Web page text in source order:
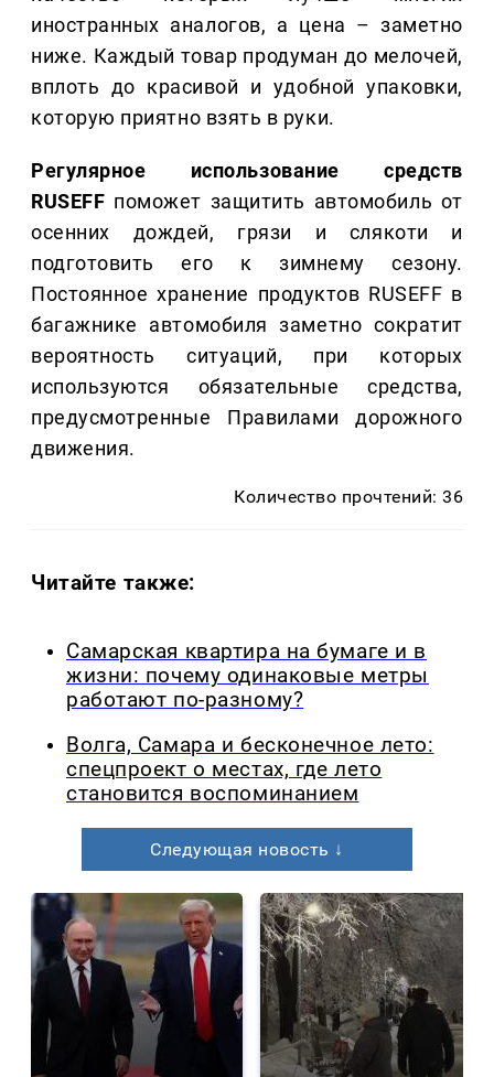
иностранных аналогов, а цена – заметно
ниже. Каждый товар продуман до мелочей,
вплоть до красивой и удобной упаковки,
которую приятно взять в руки.
Регулярное использование средств
RUSEFF поможет защитить автомобиль от
осенних дождей, грязи и слякоти и
подготовить его к зимнему сезону.
Постоянное хранение продуктов RUSEFF в
багажнике автомобиля заметно сократит
вероятность ситуаций, при которых
используются обязательные средства,
предусмотренные Правилами дорожного
движения.
Количество прочтений: 36
Читайте также:
Самарская квартира на бумаге и в
жизни: почему одинаковые метры
работают по-разному?
Волга, Самара и бесконечное лето:
спецпроект о местах, где лето
становится воспоминанием
Следующая новость ↓